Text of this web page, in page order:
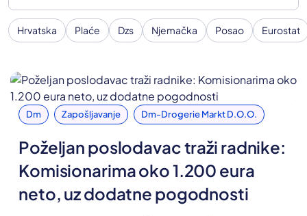
Hrvatska Plaće Dzs Njemačka Posao Eurostat
Dm Zapošljavanje Dm-Drogerie Markt D.o.o.
Poželjan poslodavac traži radnike:
Komisionarima oko 1.200 eura
neto, uz dodatne pogodnosti